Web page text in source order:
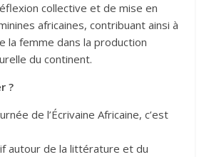
collective et de mise en
africaines, contribuant ainsi à
la femme dans la production
du continent.
?
de l’Écrivaine Africaine, c’est
autour de la littérature et du